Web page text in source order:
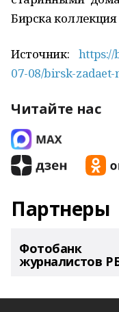
Бирска
Источник:
07-08/birsk-
Читайте нас
Партнеры
Фотобанк
журналистов